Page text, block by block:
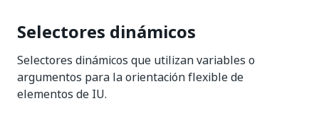
Selectores dinámicos
Selectores dinámicos que utilizan variables o
argumentos para la orientación flexible de
elementos de IU.